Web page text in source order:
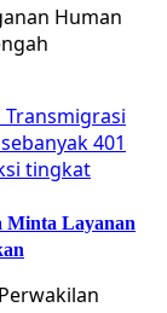
Human
Minta Layanan